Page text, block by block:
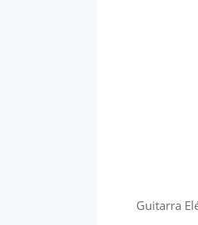
Guitarra